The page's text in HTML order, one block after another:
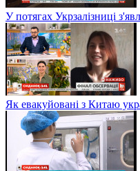
У потягах Укрзалізниці
Як евакуйовані з Китаю